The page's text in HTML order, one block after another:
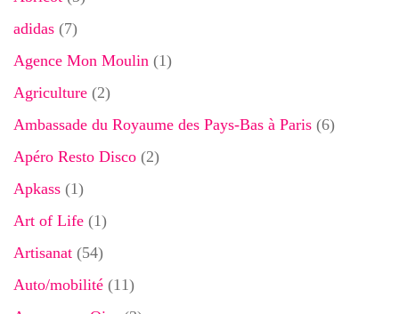
adidas (7)
Agence Mon Moulin (1)
Agriculture (2)
Ambassade du Royaume des Pays-Bas à Paris (6)
Apéro Resto Disco (2)
Apkass (1)
Art of Life (1)
Artisanat (54)
Auto/mobilité (11)